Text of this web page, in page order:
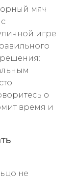
мяч
игре
решения:
о
время и
не